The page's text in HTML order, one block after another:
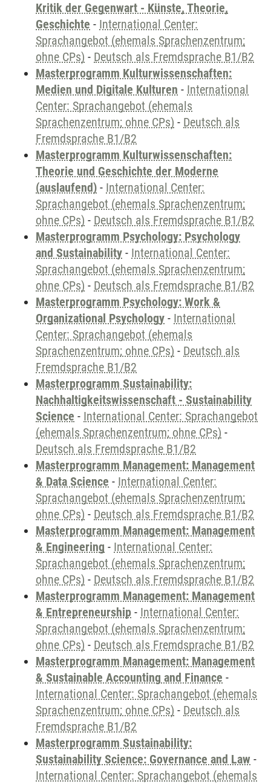
Kritik der Gegenwart - Künste, Theorie,
Geschichte - International Center:
Sprachangebot (ehemals Sprachenzentrum;
ohne CPs) - Deutsch als Fremdsprache B1/B2
Masterprogramm Kulturwissenschaften:
Medien und Digitale Kulturen - International
Center: Sprachangebot (ehemals
Sprachenzentrum; ohne CPs) - Deutsch als
Fremdsprache B1/B2
Masterprogramm Kulturwissenschaften:
Theorie und Geschichte der Moderne
(auslaufend) - International Center:
Sprachangebot (ehemals Sprachenzentrum;
ohne CPs) - Deutsch als Fremdsprache B1/B2
Masterprogramm Psychology: Psychology
and Sustainability - International Center:
Sprachangebot (ehemals Sprachenzentrum;
ohne CPs) - Deutsch als Fremdsprache B1/B2
Masterprogramm Psychology: Work &
Organizational Psychology - International
Center: Sprachangebot (ehemals
Sprachenzentrum; ohne CPs) - Deutsch als
Fremdsprache B1/B2
Masterprogramm Sustainability:
Nachhaltigkeitswissenschaft - Sustainability
Science - International Center: Sprachangebot
(ehemals Sprachenzentrum; ohne CPs) -
Deutsch als Fremdsprache B1/B2
Masterprogramm Management: Management
& Data Science - International Center:
Sprachangebot (ehemals Sprachenzentrum;
ohne CPs) - Deutsch als Fremdsprache B1/B2
Masterprogramm Management: Management
& Engineering - International Center:
Sprachangebot (ehemals Sprachenzentrum;
ohne CPs) - Deutsch als Fremdsprache B1/B2
Masterprogramm Management: Management
& Entrepreneurship - International Center:
Sprachangebot (ehemals Sprachenzentrum;
ohne CPs) - Deutsch als Fremdsprache B1/B2
Masterprogramm Management: Management
& Sustainable Accounting and Finance -
International Center: Sprachangebot (ehemals
Sprachenzentrum; ohne CPs) - Deutsch als
Fremdsprache B1/B2
Masterprogramm Sustainability:
Sustainability Science: Governance and Law -
International Center: Sprachangebot (ehemals